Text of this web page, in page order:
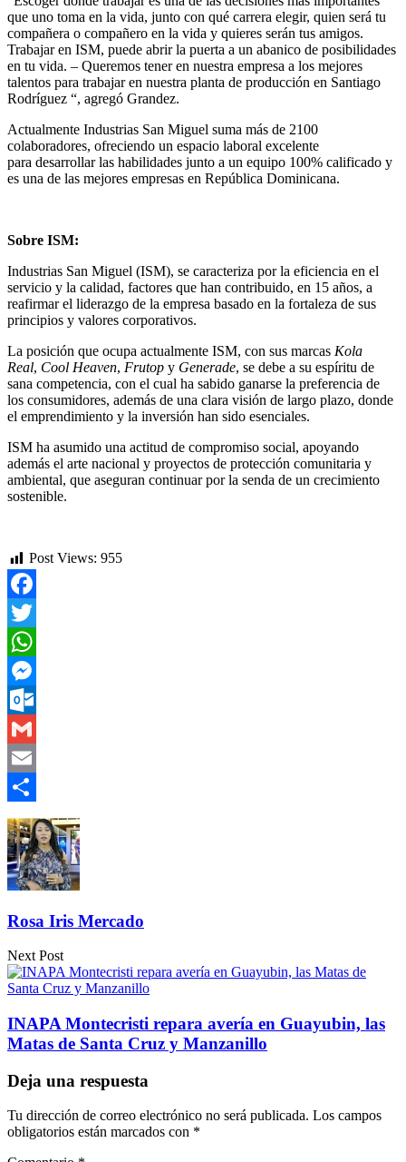
que uno toma en la vida, junto con qué carrera elegir, quien será tu
compañera o compañero en la vida y quieres serán tus amigos.
Trabajar en ISM, puede abrir la puerta a un abanico de posibilidades
en tu vida. – Queremos tener en nuestra empresa a los mejores
talentos para trabajar en nuestra planta de producción en Santiago
Rodríguez “, agregó Grandez.
Actualmente Industrias San Miguel suma más de 2100
colaboradores, ofreciendo un espacio laboral excelente
para desarrollar las habilidades junto a un equipo 100% calificado y
es una de las mejores empresas en República Dominicana.
Sobre ISM:
Industrias San Miguel (ISM), se caracteriza por la eficiencia en el
servicio y la calidad, factores que han contribuido, en 15 años, a
reafirmar el liderazgo de la empresa basado en la fortaleza de sus
principios y valores corporativos.
La posición que ocupa actualmente ISM, con sus marcas Kola
Real, Cool Heaven, Frutop y Generade, se debe a su espíritu de
sana competencia, con el cual ha sabido ganarse la preferencia de
los consumidores, además de una clara visión de largo plazo, donde
el emprendimiento y la inversión han sido esenciales.
ISM ha asumido una actitud de compromiso social, apoyando
además el arte nacional y proyectos de protección comunitaria y
ambiental, que aseguran continuar por la senda de un crecimiento
sostenible.
Post Views: 955
Facebook
Twitter
WhatsApp
Messenger
Outlook.com
Gmail
Email
Compartir
Rosa Iris Mercado
Next Post
INAPA Montecristi repara avería en Guayubin, las
Matas de Santa Cruz y Manzanillo
Deja una respuesta
Tu dirección de correo electrónico no será publicada. Los campos
obligatorios están marcados con *